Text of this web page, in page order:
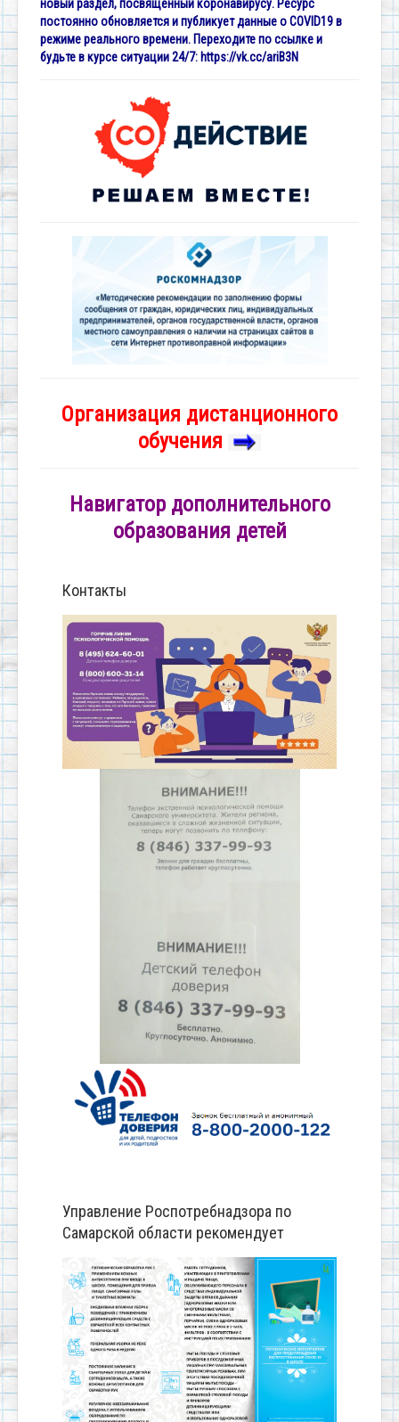
новый раздел, посвященный коронавирусу. Ресурс
постоянно обновляется и публикует данные о COVID19 в
режиме реального времени. Переходите по ссылке и
будьте в курсе ситуации 24/7: https://vk.cc/ariB3N
Организация дистанционного
обучения
Навигатор дополнительного
образования детей
Контакты
Управление Роспотребнадзора по
Самарской области рекомендует